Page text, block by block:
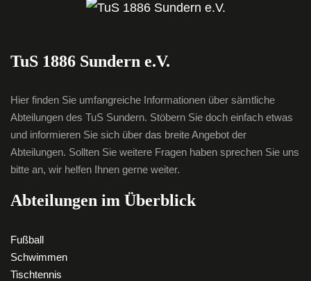
TuS 1886 Sundern e.V.
Hier finden Sie umfangreiche Informationen über sämtliche
Abteilungen des TuS Sundern. Stöbern Sie doch einfach etwas
und informieren Sie sich über das breite Angebot der
Abteilungen. Sollten Sie weitere Fragen haben sprechen Sie uns
bitte an, wir helfen Ihnen gerne weiter.
Abteilungen im Überblick
Fußball
Schwimmen
Tischtennis